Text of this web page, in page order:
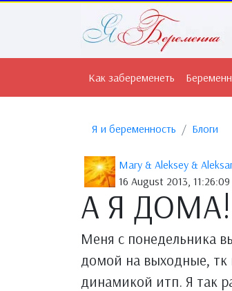
Как забеременеть
Я и беременность Блоги
Mary & Aleksey &
16 August 2013, 11:26:09
А Я
Меня с понедельника
домой на выходные, тк
динамикой итп. Я так